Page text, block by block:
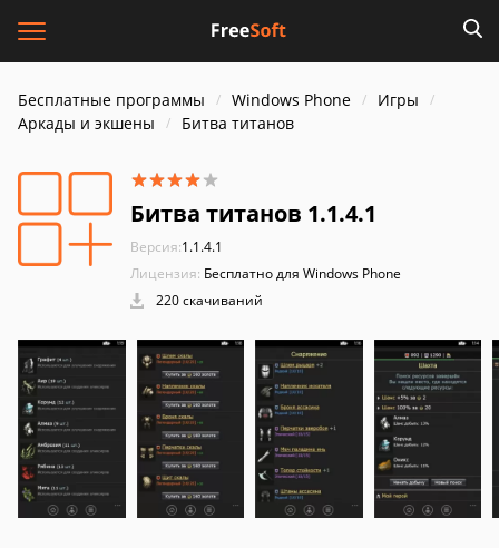
Бесплатные программы Windows Phone
Игры
Аркады и экшены
Битва титанов
Битва титанов 1.1.4.1
Версия:1.1.4.1
Лицензия: Бесплатно для Windows Phone
220 скачиваний